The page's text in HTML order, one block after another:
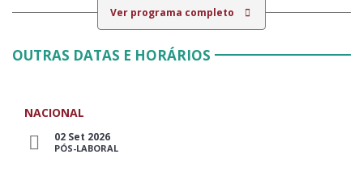
Ver programa completo
OUTRAS DATAS E HORÁRIOS
NACIONAL
02 Set 2026
PÓS-LABORAL